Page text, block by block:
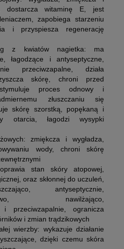
dostarcza witaminę E, jest
zapobiega starzeniu
i przyspiesza regenerację
z kwiatów nagietka: ma
łagodzące i antyseptyczne,
przeciwzapalne, działa
skórę, chroni przed
stymuluje proces odnowy i
złuszczaniu się
skórę szorstką, popękaną i
otarcia, łagodzi wysypki
zmiękcza i wygładza,
wody, chroni skórę
stan skóry atopowej,
oraz skłonnej do uczuleń,
antyseptycznie,
nawilżająco,
i przeciwzapalnie, ogranicza
i zmian trądzikowych
wierzby: wykazuje działanie
dzięki czemu skóra